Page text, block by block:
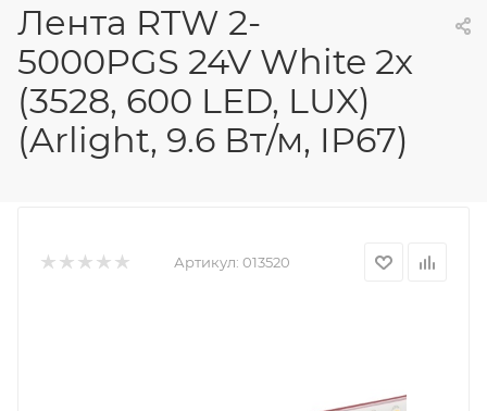
Лента RTW 2-
5000PGS 24V White 2x
(3528, 600 LED, LUX)
(Arlight, 9.6 Вт/м, IP67)
Артикул: 013520